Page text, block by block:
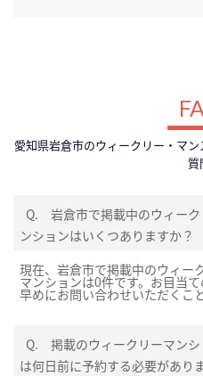
愛知県岩倉市のウィークリー・マ
質
Q.
岩倉市で掲載中のウィー
ンションはいくつありますか？
現在、岩倉市で掲載中のウィー
マンションは0件です。お目当
早めにお問い合わせいただくこ
Q.
掲載のウィークリーマン
は何日前に予約する必要があり